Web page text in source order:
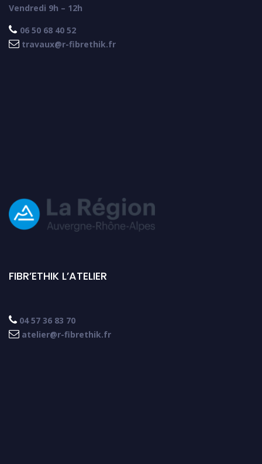
Vendredi 9h – 12h
 06 50 68 40 52
 travaux@r-fibrethik.fr
FIBR’ETHIK L’ATELIER
 04 57 36 83 70
 atelier@r-fibrethik.fr